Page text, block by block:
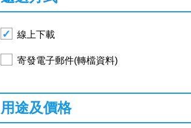
線上下載
寄發電子郵件(轉檔資料)
用途及價格